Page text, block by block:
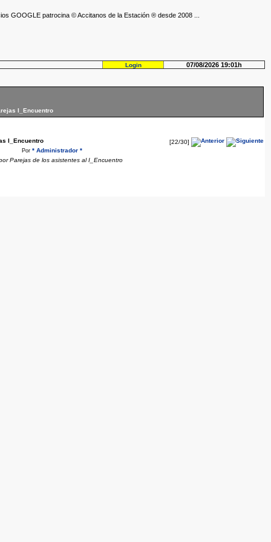
GOOGLE patrocina © Accitanos de la Estación ® desde 2008 ...
Login 07/08/2026 19:01h
I_Encuentro
[22/30]
I_Encuentro
Por * Administrador *
Parejas de los asistentes al I_Encuentro